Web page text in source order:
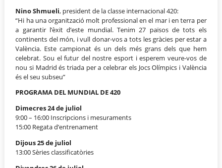
Nino Shmueli, president de la classe internacional 420:
“Hi ha una organització molt professional en el mar i en terra per
a garantir l’èxit d’este mundial. Tenim 27 països de tots els
continents del món, i vull donar-vos a tots les gràcies per estar a
València. Este campionat és un dels més grans dels que hem
celebrat. Sou el futur del nostre esport i esperem veure-vos de
nou si Madrid és triada per a celebrar els Jocs Olímpics i València
és el seu subseu”
PROGRAMA DEL MUNDIAL DE 420
Dimecres 24 de juliol
9:00 – 16:00 Inscripcions i mesuraments
15:00 Regata d’entrenament
Dijous 25 de juliol
13:00 Sèries classificatòries